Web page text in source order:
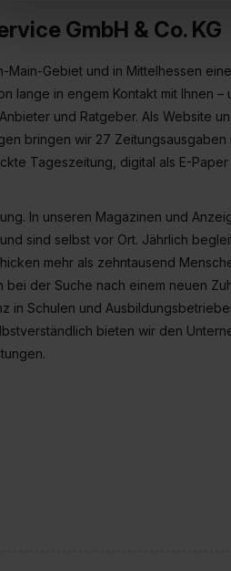
zulassen, triff
Einwilligung zur Platzierung von
hierbei die Einwilligung zur
über kein angemessenes
jederzeit mit Wirkung für die
Einstellungen“
zeigen“. Weitere
GmbH & Co. KG
Main-Gebiet und in Mittelhessen
lange in engem Kontakt mit Ihnen
und Ratgeber. Als Website
bringen wir 27
Tageszeitung, digital als E-
In unseren Magazinen und
sind selbst vor Ort. Jährlich
mehr als zehntausend
bei der Suche nach einem neuen
in Schulen und
bieten wir den